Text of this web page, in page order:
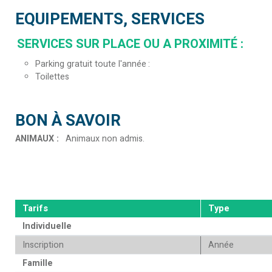
EQUIPEMENTS, SERVICES
SERVICES SUR PLACE OU A PROXIMITÉ :
Parking gratuit toute l'année
Toilettes
BON À SAVOIR
ANIMAUX : Animaux non admis
Tarifs Type
Individuelle
Inscription
Année
Famille